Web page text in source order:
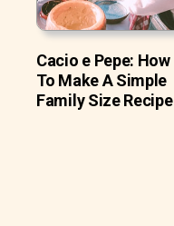
Cacio e Pepe: How
To Make A Simple
Family Size Recipe